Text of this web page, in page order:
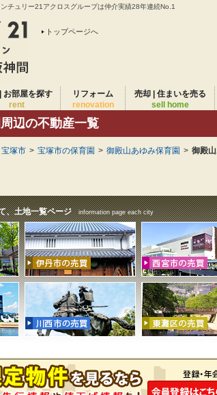
チュリー21アクロスグループは仲介実績28年連続No.1
トップページへ
お部屋を探す
rent
リフォーム
renovation
売却 | 住まいを売る
sell home
辺の不動産一覧
宝塚市 > 宝塚市の保育園 > 御殿山あゆみ保育園 > 御殿
、土地一覧ページ information page each city